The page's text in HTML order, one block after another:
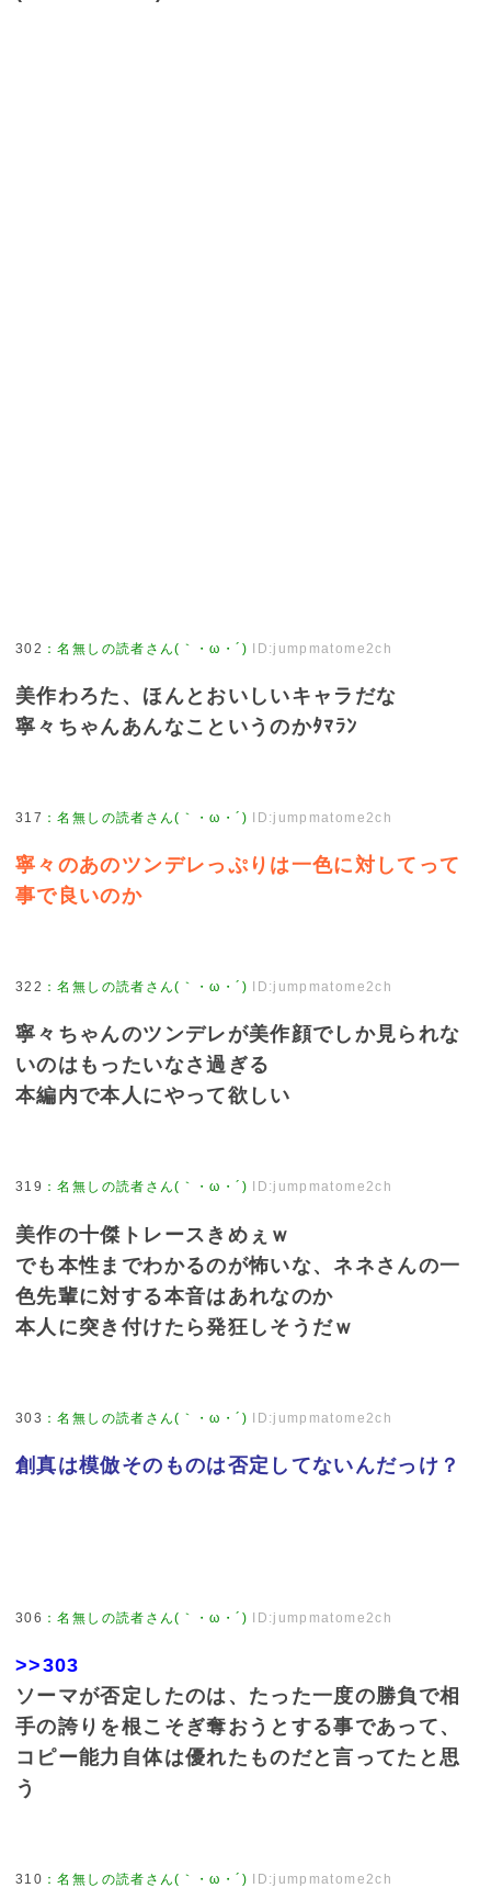
302 ：名無しの読者さん(｀・ω・´) ID:jumpmatome2ch
美作わろた、ほんとおいしいキャラだな
寧々ちゃんあんなこというのかﾀﾏﾗﾝ
317 ：名無しの読者さん(｀・ω・´) ID:jumpmatome2ch
寧々のあのツンデレっぷりは一色に対してって
事で良いのか
322 ：名無しの読者さん(｀・ω・´) ID:jumpmatome2ch
寧々ちゃんのツンデレが美作顔でしか見られな
いのはもったいなさ過ぎる
本編内で本人にやって欲しい
319 ：名無しの読者さん(｀・ω・´) ID:jumpmatome2ch
美作の十傑トレースきめぇｗ
でも本性までわかるのが怖いな、ネネさんの一
色先輩に対する本音はあれなのか
本人に突き付けたら発狂しそうだｗ
303 ：名無しの読者さん(｀・ω・´) ID:jumpmatome2ch
創真は模倣そのものは否定してないんだっけ？
306 ：名無しの読者さん(｀・ω・´) ID:jumpmatome2ch
>>303
ソーマが否定したのは、たった一度の勝負で相
手の誇りを根こそぎ奪おうとする事であって、
コピー能力自体は優れたものだと言ってたと思
う
310 ：名無しの読者さん(｀・ω・´) ID:jumpmatome2ch